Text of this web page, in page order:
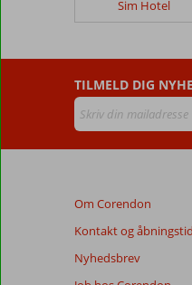
Crown
der
er
ældre
end
48
ikke
længere
for
at
sikre
Sim Hotel
TILMELD DIG
Om Corendon
Kontakt og
Nyhedsbrev